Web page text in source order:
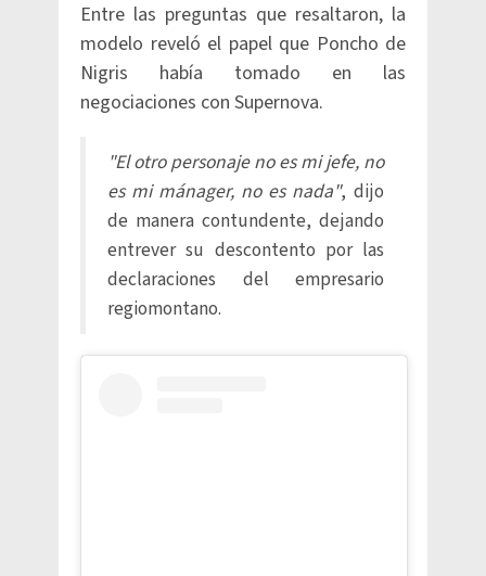
Entre las preguntas que resaltaron, la
modelo reveló el papel que Poncho de
Nigris había tomado en las
negociaciones con Supernova.
"El otro personaje no es mi jefe, no
es mi mánager, no es nada", dijo
de manera contundente, dejando
entrever su descontento por las
declaraciones del empresario
regiomontano.